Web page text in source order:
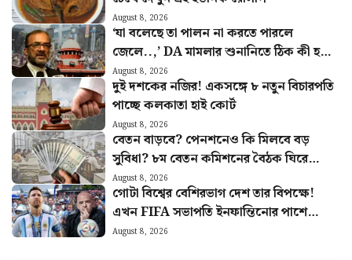
August 8, 2026
‘যা বলেছে তা পালন না করতে পারলে
জেলে..,’ DA মামলার শুনানিতে ঠিক কী হল?
জানালেন আইনজীবী বিকাশ রঞ্জন
August 8, 2026
দুই দশকের নজির! একসঙ্গে ৮ নতুন বিচারপতি
পাচ্ছে কলকাতা হাই কোর্ট
August 8, 2026
বেতন বাড়বে? পেনশনেও কি মিলবে বড়
সুবিধা? ৮ম বেতন কমিশনের বৈঠক ঘিরে
বাড়ছে আশা
August 8, 2026
গোটা বিশ্বের বেশিরভাগ দেশ তার বিপক্ষে!
এখন FIFA সভাপতি ইনফান্তিনোর পাশে
দাঁড়ালো মেসির আর্জেন্টিনা
August 8, 2026